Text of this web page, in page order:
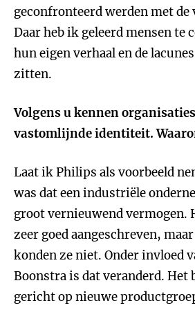
geconfronteerd werden met de
Daar heb ik geleerd mensen te
hun eigen verhaal en de
zitten.
Volgens u kennen
vastomlijnde identiteit.
Laat ik Philips als voorbeeld
was dat een industriële
groot vernieuwend vermogen.
zeer goed aangeschreven,
konden ze niet. Onder invloed
Boonstra is dat veranderd.
gericht op nieuwe